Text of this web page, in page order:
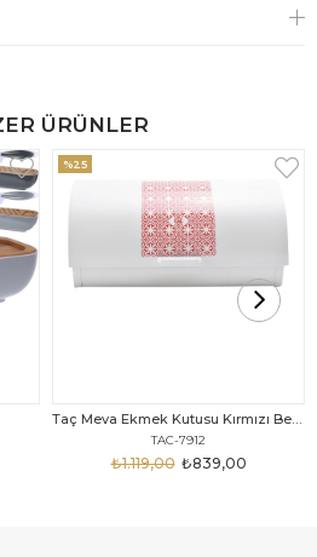
ÜRÜNLER
Taç Meva Ekmek Kutusu Kırmızı Beyaz
TAC-7912
₺839,00
₺1.119,00
%25